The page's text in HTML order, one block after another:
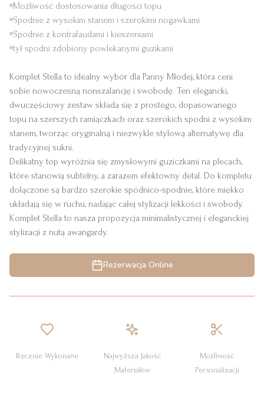
Możliwość dostosowania długości topu
Spodnie z wysokim stanem i szerokimi nogawkami
Spodnie z kontrafaudami i kieszeniami
tył spodni zdobiony powlekanymi guzikami
Komplet Stella to idealny wybór dla Panny Młodej, która ceni
sobie nowoczesną nonszalancję i swobodę. Ten elegancki,
dwuczęściowy zestaw składa się z prostego, dopasowanego
topu na szerszych ramiączkach oraz szerokich spodni z wysokim
stanem, tworząc oryginalną i niezwykle stylową alternatywę dla
tradycyjnej sukni.
Delikatny top wyróżnia się zmysłowymi guziczkami na plecach,
które stanowią subtelny, a zarazem efektowny detal. Do kompletu
dołączone są bardzo szerokie spódnico-spodnie, które miękko
układają się w ruchu, nadając całej stylizacji lekkości i swobody.
Komplet Stella to nasza propozycja minimalistycznej i eleganckiej
stylizacji z nutą awangardy.
Rezerwacja Online
Ręcznie Wykonane
Najwyższa Jakość
Materiałów
Możliwość
Personalizacji